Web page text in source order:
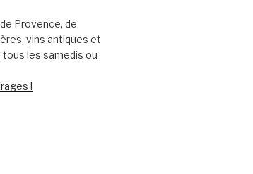
Provence, de
vins antiques et
les samedis ou
!